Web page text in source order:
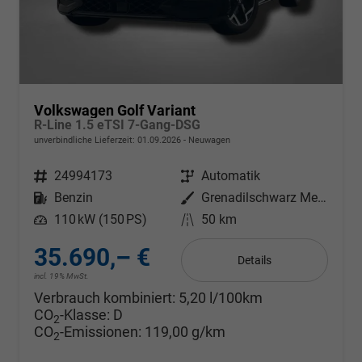
Volkswagen Golf Variant
R-Line 1.5 eTSI 7-Gang-DSG
unverbindliche Lieferzeit: 01.09.2026 Neuwagen
Fahrzeugnr. 24994173 Getriebe Automatik
Kraftstoff
Benzin Außenfarbe
Grenadilschwarz Metallic
Leistung 110 kW (150 PS) Kilometerstand 50 km
35.690,– €
incl. 19% MwSt.
Details
Verbrauch kombiniert: 5,20 l/100km
CO2-Klasse: D
CO2-Emissionen: 119,00 g/km